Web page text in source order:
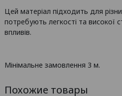
Цей матеріал підходить для
потребують легкості та високої
впливів.
Мінімальне замовлення 3 м.
Похожие товары